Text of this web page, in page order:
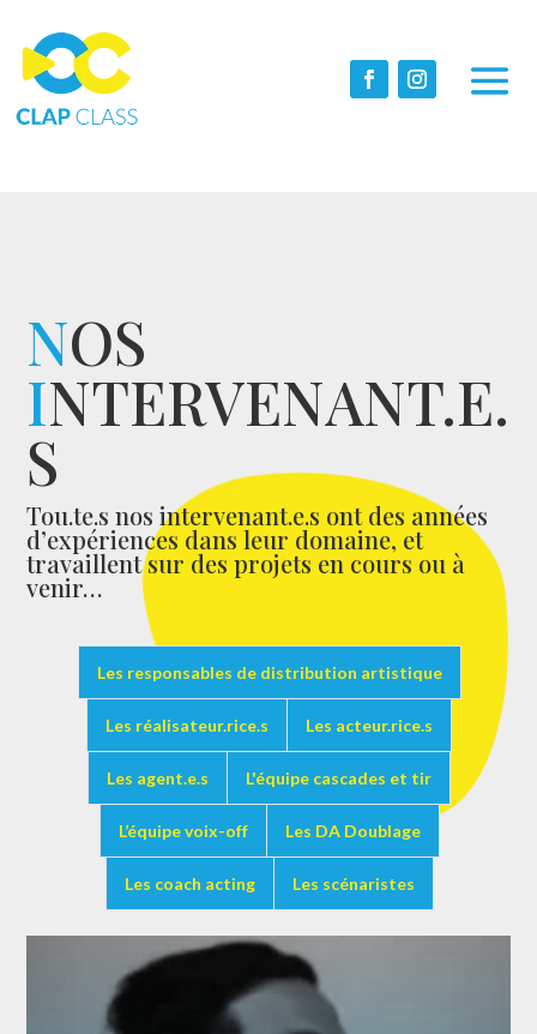
NOS
INTERVENANT.E.
S
Tou.te.s nos intervenant.e.s ont des années
d’expériences dans leur domaine, et
travaillent sur des projets en cours ou à
venir…
Les responsables de distribution artistique
Les réalisateur.rice.s Les acteur.rice.s
Les agent.e.s L'équipe cascades et tir
L’équipe voix-off Les DA Doublage
Les coach acting Les scénaristes